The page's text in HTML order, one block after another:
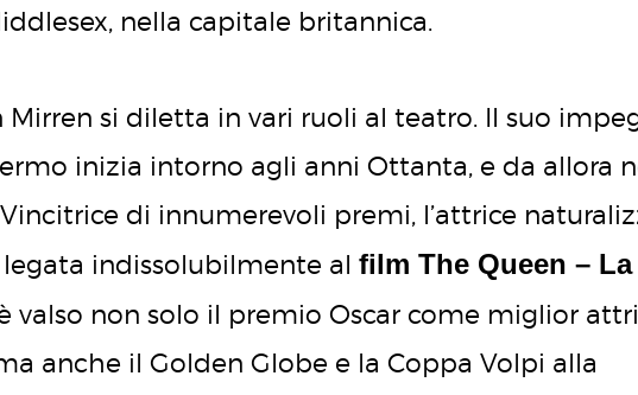
nella capitale britannica.
Mirren si diletta in vari ruoli al teatro. Il suo
inizia intorno agli anni Ottanta, e da allora
di innumerevoli premi, l’attrice
indissolubilmente al film The Queen – La
valso non solo il premio Oscar come miglior
anche il Golden Globe e la Coppa Volpi alla